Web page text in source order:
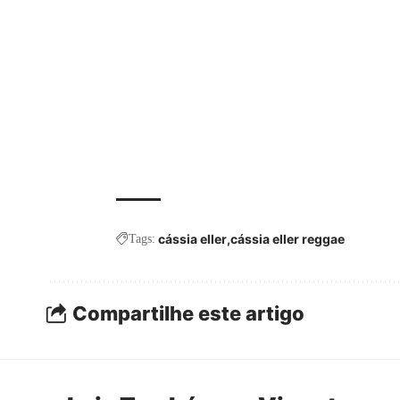
Tags: cássia eller cássia eller reggae
Compartilhe este artigo